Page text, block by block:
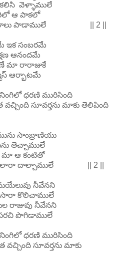
వెళ్ళాములే
ఆ పాకలో
పాడాములే || 2 ||
ఇక సంబరమే
ఆనందమే
మా రారాజుకే
ఆర్భాటమే
ధరణి మురిసింది
మాకు తెలిపింది
సాంబ్రాణియు
తెచ్చాములే
మా ఆ కంటితో
దాల్చాములే || 2 ||
నీవేనని
కొలిచాములే
రాజువు నీవేనని
పొగిడాములే
ధరణి మురిసింది
మాకు